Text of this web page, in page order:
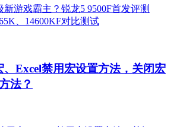
Excel禁用宏设置方法，关闭宏
法？